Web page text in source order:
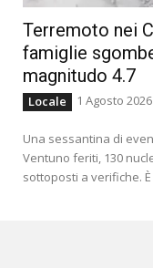
Terremoto nei
famiglie
magnitudo 4.7
Locale 1 Agosto 2026
Una sessantina di
Ventuno feriti, 130
sottoposti a verifiche.